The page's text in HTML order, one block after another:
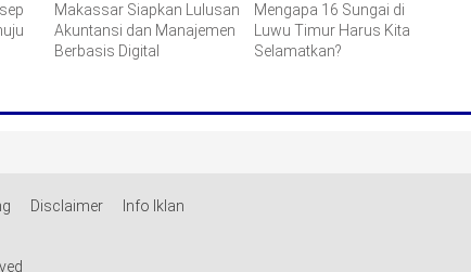
Makassar Siapkan Lulusan
Akuntansi dan Manajemen
Berbasis Digital
Mengapa 16 Sungai di
Luwu Timur Harus Kita
Selamatkan?
Disclaimer
Info Iklan